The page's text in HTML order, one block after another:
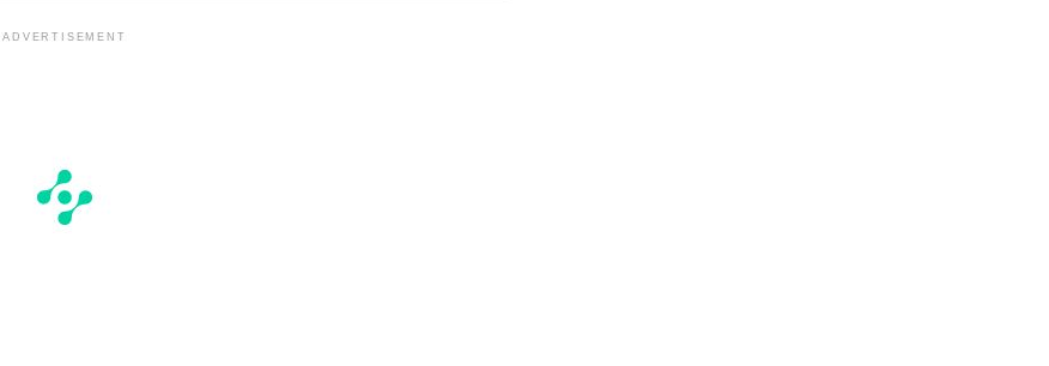
ADVERTISEMENT